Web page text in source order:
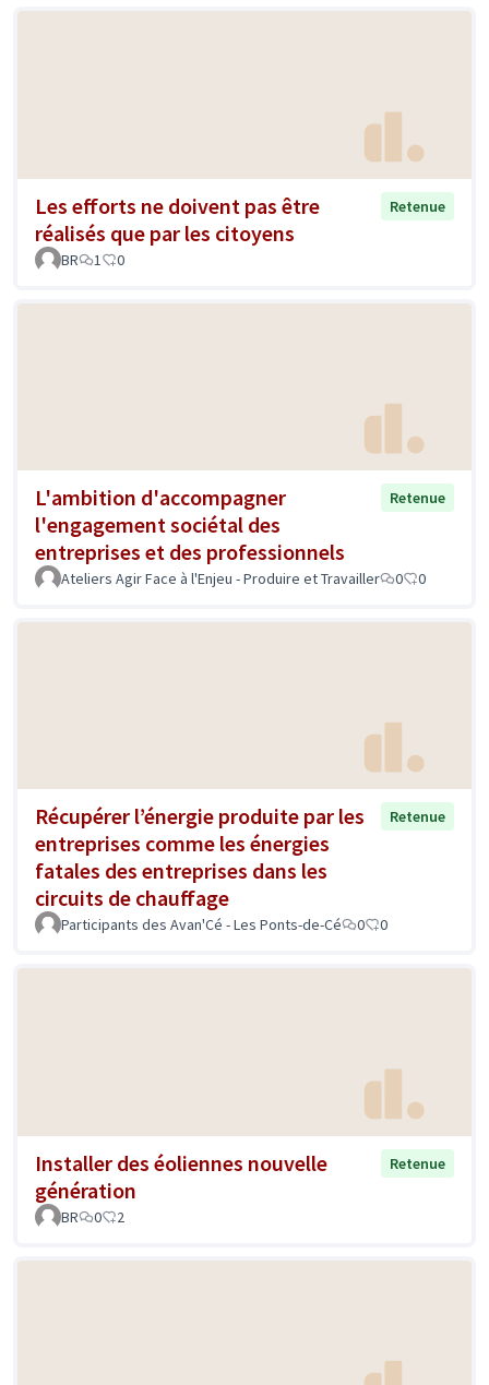
Les efforts ne doivent pas être
réalisés que par les citoyens
Retenue
BR 1 0
L'ambition d'accompagner
l'engagement sociétal des
entreprises et des professionnels
Retenue
Ateliers Agir Face à l'Enjeu - Produire et Travailler 0 0
Récupérer l’énergie produite par les
entreprises comme les énergies
fatales des entreprises dans les
circuits de chauffage
Retenue
Participants des Avan'Cé - Les Ponts-de-Cé 0 0
Installer des éoliennes nouvelle
génération
Retenue
BR 0 2